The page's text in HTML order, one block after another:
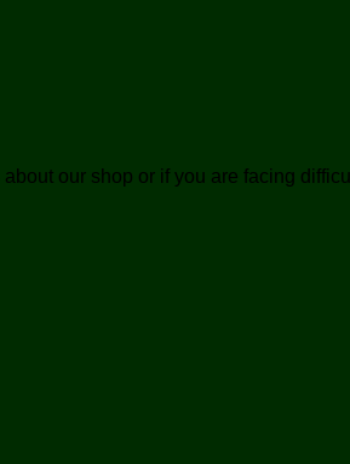
our shop or if you are facing